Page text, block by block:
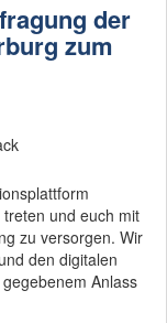
der
zum
treten und euch mit
zu versorgen. Wir
den digitalen
Anlass